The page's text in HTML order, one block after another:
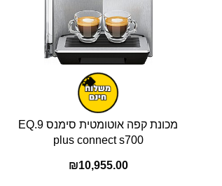
מכונת קפה אוטומטית סימנס EQ.9
plus connect s700
₪10,955.00